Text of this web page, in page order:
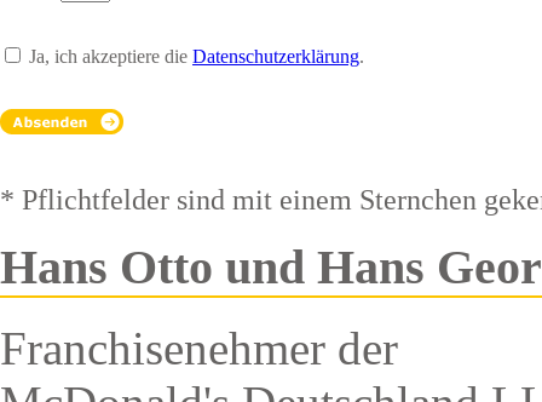
Ja, ich akzeptiere die Datenschutzerklärung.
* Pflichtfelder sind mit einem Sternchen
Hans Otto und Hans
Franchisenehmer der